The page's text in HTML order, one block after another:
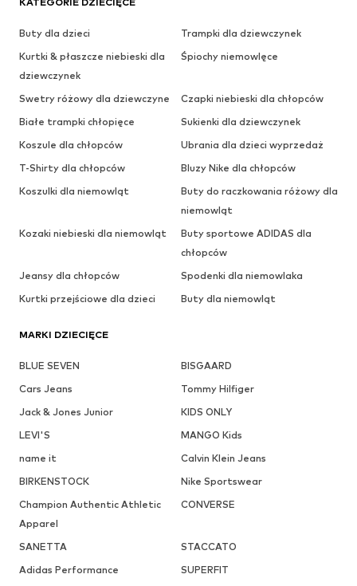
Buty dla dzieci
Trampki dla dziewczynek
Kurtki & płaszcze niebieski dla
dziewczynek
Śpiochy niemowlęce
Swetry różowy dla dziewczyne
Czapki niebieski dla chłopców
Białe trampki chłopięce
Sukienki dla dziewczynek
Koszule dla chłopców
Ubrania dla dzieci wyprzedaż
T-Shirty dla chłopców
Bluzy Nike dla chłopców
Koszulki dla niemowląt
Buty do raczkowania różowy dla
niemowląt
Kozaki niebieski dla niemowląt
Buty sportowe ADIDAS dla
chłopców
Jeansy dla chłopców
Spodenki dla niemowlaka
Kurtki przejściowe dla dzieci
Buty dla niemowląt
MARKI DZIECIĘCE
BLUE SEVEN
BISGAARD
Cars Jeans
Tommy Hilfiger
Jack & Jones Junior
KIDS ONLY
LEVI'S
MANGO Kids
name it
Calvin Klein Jeans
BIRKENSTOCK
Nike Sportswear
Champion Authentic Athletic
Apparel
CONVERSE
SANETTA
STACCATO
Adidas Performance
SUPERFIT